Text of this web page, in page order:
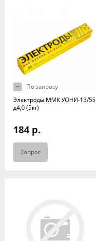
По запросу
Электроды ММК УОНИ-13/55
д4,0 (5кг)
184 р.
Запрос